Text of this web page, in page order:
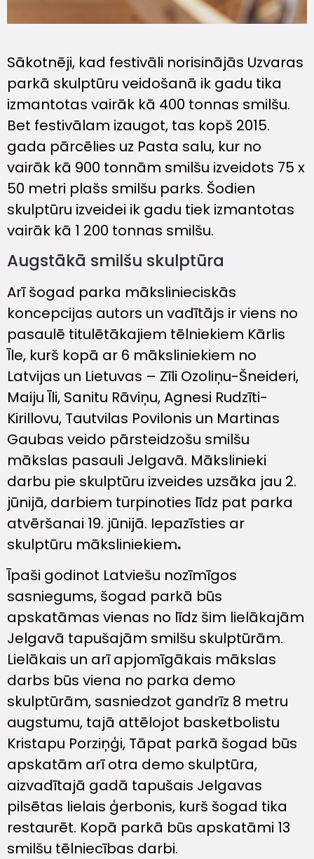
Sākotnēji, kad festivāli norisinājās Uzvaras
parkā skulptūru veidošanā ik gadu tika
izmantotas vairāk kā 400 tonnas smilšu.
Bet festivālam izaugot, tas kopš 2015.
gada pārcēlies uz Pasta salu, kur no
vairāk kā 900 tonnām smilšu izveidots 75 x
50 metri plašs smilšu parks. Šodien
skulptūru izveidei ik gadu tiek izmantotas
vairāk kā 1 200 tonnas smilšu.
Augstākā smilšu skulptūra
Arī šogad parka mākslinieciskās
koncepcijas autors un vadītājs ir viens no
pasaulē titulētākajiem tēlniekiem Kārlis
Īle, kurš kopā ar 6 māksliniekiem no
Latvijas un Lietuvas – Zīli Ozoliņu-Šneideri,
Maiju Īli, Sanitu Rāviņu, Agnesi Rudzīti-
Kirillovu, Tautvilas Povilonis un Martinas
Gaubas veido pārsteidzošu smilšu
mākslas pasauli Jelgavā. Mākslinieki
darbu pie skulptūru izveides uzsāka jau 2.
jūnijā, darbiem turpinoties līdz pat parka
atvēršanai 19. jūnijā. Iepazīsties ar
skulptūru māksliniekiem.
Īpaši godinot Latviešu nozīmīgos
sasniegums, šogad parkā būs
apskatāmas vienas no līdz šim lielākajām
Jelgavā tapušajām smilšu skulptūrām.
Lielākais un arī apjomīgākais mākslas
darbs būs viena no parka demo
skulptūrām, sasniedzot gandrīz 8 metru
augstumu, tajā attēlojot basketbolistu
Kristapu Porziņģi, Tāpat parkā šogad būs
apskatām arī otra demo skulptūra,
aizvadītajā gadā tapušais Jelgavas
pilsētas lielais ģerbonis, kurš šogad tika
restaurēt. Kopā parkā būs apskatāmi 13
smilšu tēlniecības darbi.